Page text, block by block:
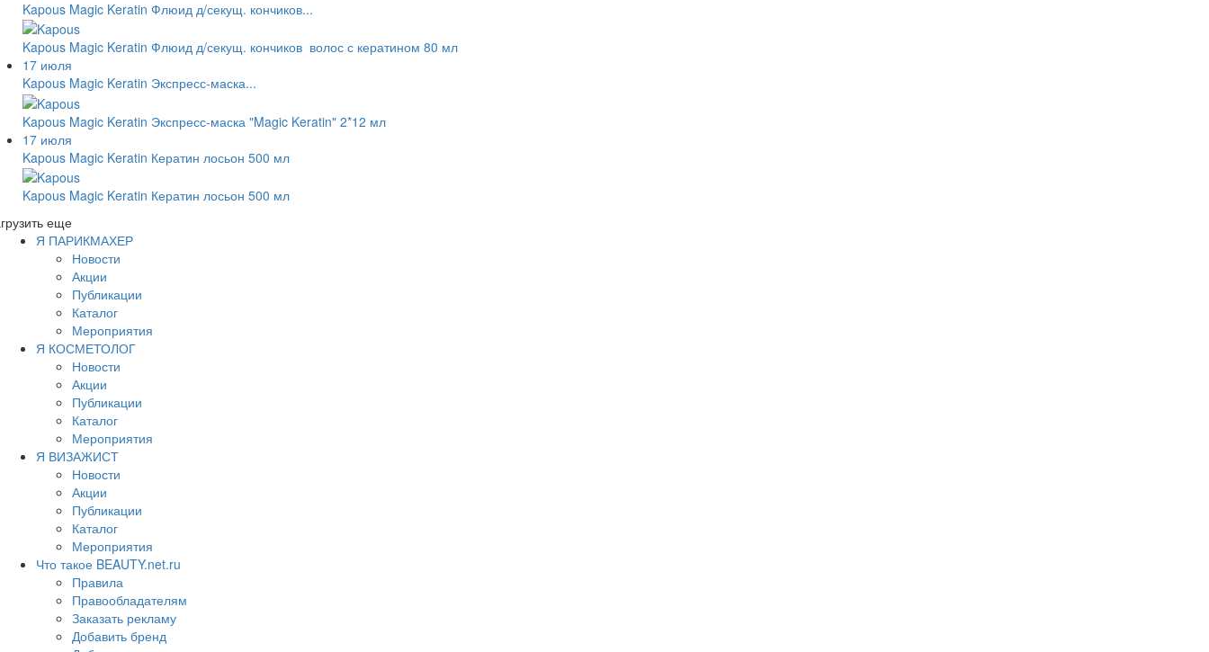
Kapous Magic Keratin Флюид д/секущ. кончиков...
Kapous Magic Keratin Флюид д/секущ. кончиков волос с кератином 80 мл
17 июля
Kapous Magic Keratin Экспресс-маска...
Kapous Magic Keratin Экспресс-маска "Magic Keratin" 2*12 мл
17 июля
Kapous Magic Keratin Кератин лосьон 500 мл
Kapous Magic Keratin Кератин лосьон 500 мл
еще
Я ПАРИКМАХЕР
Новости
Акции
Публикации
Каталог
Мероприятия
Я КОСМЕТОЛОГ
Новости
Акции
Публикации
Каталог
Мероприятия
Я ВИЗАЖИСТ
Новости
Акции
Публикации
Каталог
Мероприятия
Что такое BEAUTY.net.ru
Правила
Правообладателям
Заказать рекламу
Добавить бренд